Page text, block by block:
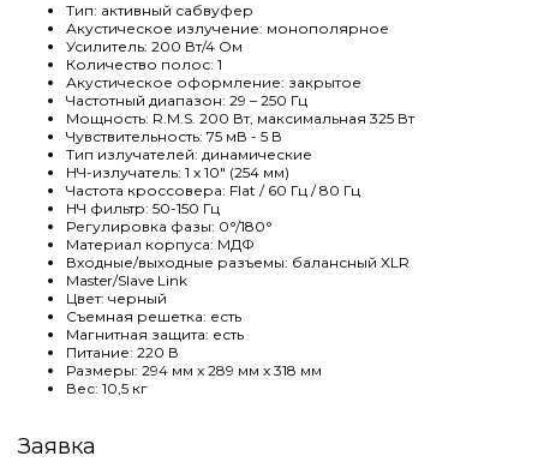
Тип: активный сабвуфер
Акустическое излучение: монополярное
Усилитель: 200 Вт/4 Ом
Количество полос: 1
Акустическое оформление: закрытое
Частотный диапазон: 29 – 250 Гц
Мощность: R.M.S. 200 Вт, максимальная 325 Вт
Чувствительность: 75 мВ - 5 В
Тип излучателей: динамические
НЧ-излучатель: 1 х 10" (254 мм)
Частота кроссовера: Flat / 60 Гц / 80 Гц
НЧ фильтр: 50-150 Гц
Регулировка фазы: 0°/180°
Материал корпуса: МДФ
Входные/выходные разъемы: балансный XLR
Master/Slave Link
Цвет: черный
Съемная решетка: есть
Магнитная защита: есть
Питание: 220 В
Размеры: 294 мм x 289 мм x 318 мм
Вес: 10,5 кг
Заявка